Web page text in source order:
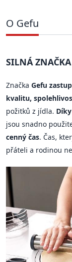
O Gefu
SILNÁ ZNAČKA
Značka Gefu
kvalitu,
požitků z jídla.
jsou snadno
cenný čas. Čas,
přáteli a rodinou